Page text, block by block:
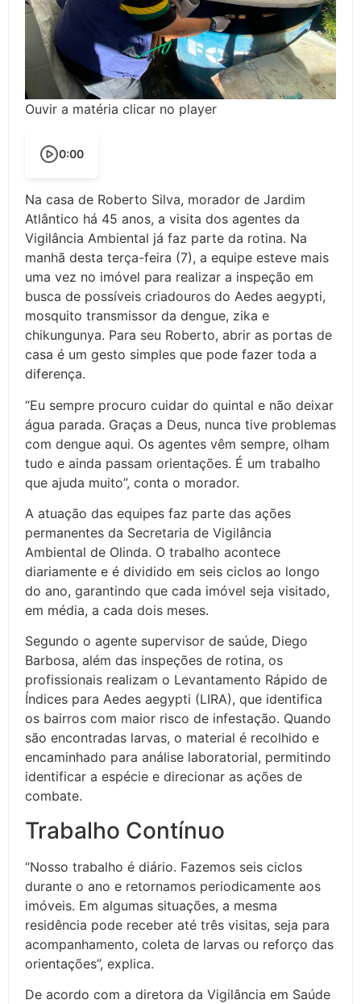
Ouvir a matéria clicar no player
0:00
Na casa de Roberto Silva, morador de Jardim
Atlântico há 45 anos, a visita dos agentes da
Vigilância Ambiental já faz parte da rotina. Na
manhã desta terça-feira (7), a equipe esteve mais
uma vez no imóvel para realizar a inspeção em
busca de possíveis criadouros do Aedes aegypti,
mosquito transmissor da dengue, zika e
chikungunya. Para seu Roberto, abrir as portas de
casa é um gesto simples que pode fazer toda a
diferença.
“Eu sempre procuro cuidar do quintal e não deixar
água parada. Graças a Deus, nunca tive problemas
com dengue aqui. Os agentes vêm sempre, olham
tudo e ainda passam orientações. É um trabalho
que ajuda muito”, conta o morador.
A atuação das equipes faz parte das ações
permanentes da Secretaria de Vigilância
Ambiental de Olinda. O trabalho acontece
diariamente e é dividido em seis ciclos ao longo
do ano, garantindo que cada imóvel seja visitado,
em média, a cada dois meses.
Segundo o agente supervisor de saúde, Diego
Barbosa, além das inspeções de rotina, os
profissionais realizam o Levantamento Rápido de
Índices para Aedes aegypti (LIRA), que identifica
os bairros com maior risco de infestação. Quando
são encontradas larvas, o material é recolhido e
encaminhado para análise laboratorial, permitindo
identificar a espécie e direcionar as ações de
combate.
Trabalho Contínuo
“Nosso trabalho é diário. Fazemos seis ciclos
durante o ano e retornamos periodicamente aos
imóveis. Em algumas situações, a mesma
residência pode receber até três visitas, seja para
acompanhamento, coleta de larvas ou reforço das
orientações”, explica.
De acordo com a diretora da Vigilância em Saúde